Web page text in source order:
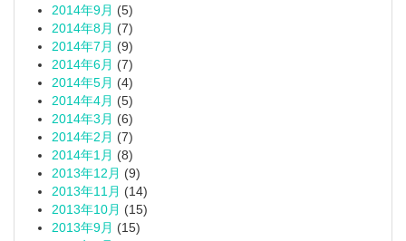
2014年9月 (5)
2014年8月 (7)
2014年7月 (9)
2014年6月 (7)
2014年5月 (4)
2014年4月 (5)
2014年3月 (6)
2014年2月 (7)
2014年1月 (8)
2013年12月 (9)
2013年11月 (14)
2013年10月 (15)
2013年9月 (15)